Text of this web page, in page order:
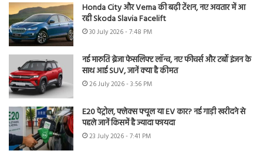
Honda City और Verna की बढ़ी टेंशन, नए अवतार में आ
रही Skoda Slavia Facelift
30 July 2026 - 7:48 PM
नई मारुति ब्रेजा फेसलिफ्ट लॉन्च, नए फीचर्स और टर्बो इंजन के
साथ आई SUV, जानें क्या है कीमत
26 July 2026 - 3:56 PM
E20 पेट्रोल, फ्लेक्स फ्यूल या EV कार? नई गाड़ी खरीदने से
पहले जानें किसमें है ज्यादा फायदा
23 July 2026 - 7:41 PM